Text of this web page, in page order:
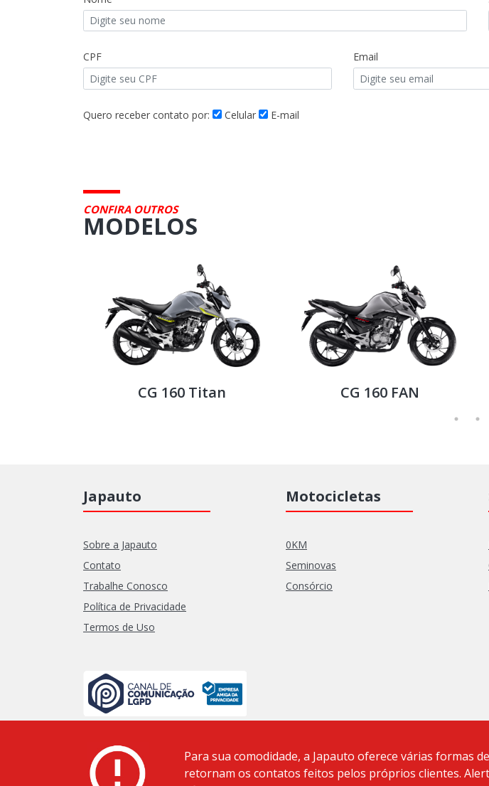
CPF Email
Quero receber contato por: Celular E-mail
CONFIRA OUTROS
MODELOS
CG 160 Titan CG 160 FAN
Japauto
Sobre a Japauto
Contato
Trabalhe Conosco
Política de Privacidade
Termos de Uso
Motocicletas
0KM
Seminovas
Consórcio
Japauto Comércio de Motocicletas Ltda - CNPJ 52.834.181/0001-55
Para sua comodidade, a Japauto oferece várias formas
retornam os contatos feitos pelos próprios clientes.